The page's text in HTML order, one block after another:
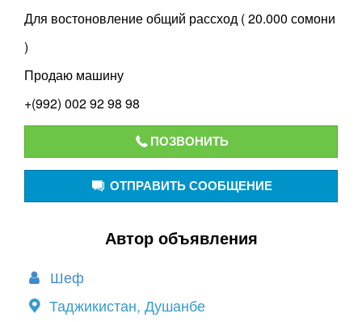
Для востоновление общий рассход ( 20.000 сомони
)
Продаю машину
+(992) 002 92 98 98
ПОЗВОНИТЬ
ОТПРАВИТЬ СООБЩЕНИЕ
Автор объявления
Шеф
Таджикистан, Душанбе